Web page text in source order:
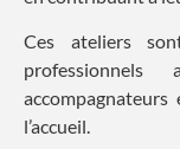
Ces ateliers
accompagnateurs
l’accueil.